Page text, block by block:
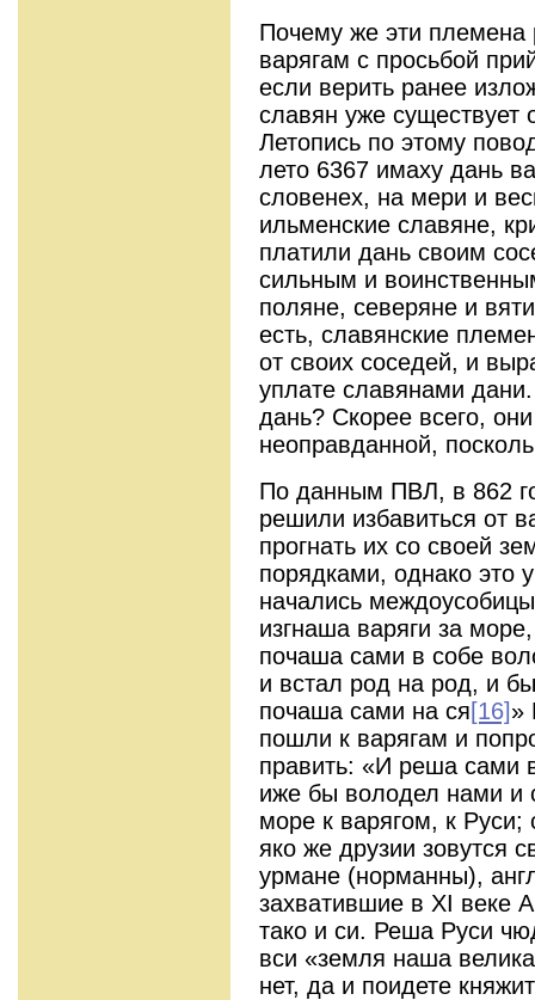
Почему же эти племена
варягам с просьбой
если верить ранее
славян уже существует
Летопись по этому
лето 6367 имаху дань
словенех, на мери и
ильменские славяне,
платили дань своим
сильным и
поляне, северяне и
есть, славянские
от своих соседей, и
уплате славянами
дань? Скорее всего,
неоправданной,
По данным ПВЛ, в 862
решили избавиться от
прогнать их со своей
порядками, однако это
начались
изгнаша варяги за
почаша сами в собе
и встал род на род, и
почаша сами на ся[16]»
пошли к варягам и
править: «И реша сами
иже бы володел нами и
море к варягом, к Руси;
яко же друзии зовутся
урмане (норманны),
захватившие в XI веке
тако и си. Реша Руси
вси «земля наша
нет, да и поидете